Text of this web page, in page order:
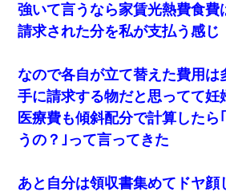
強いて言うなら家賃光熱費食費
請求された分を私が支払う感じ
なので各自が立て替えた費用は
手に請求する物だと思ってて妊
医療費も傾斜配分で計算したら
うの？｣って言ってきた
あと自分は領収書集めてドヤ顔